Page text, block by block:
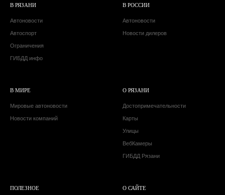
В РЯЗАНИ
Автоновости
Автоспорт
Ограничения
ГИБДД инфо
В РОССИИ
Автоновости
Новости дилеров
В МИРЕ
Мировые автоновости
Новости компаний
О РЯЗАНИ
Достопримечательности
Карты
Улицы
ВебКамеры
ГИБДД Рязани
ПОЛЕЗНОЕ О САЙТЕ